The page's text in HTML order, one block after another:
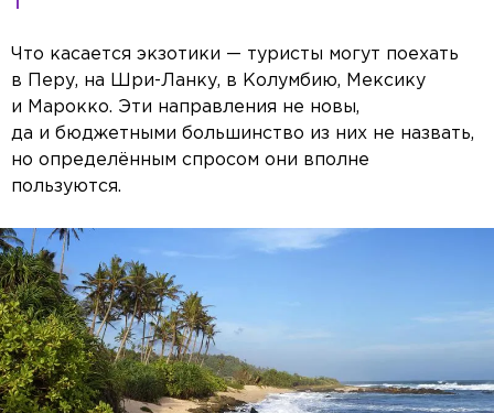
Что касается экзотики — туристы могут поехать
в Перу, на Шри-Ланку, в Колумбию, Мексику
и Марокко. Эти направления не новы,
да и бюджетными большинство из них не назвать,
но определённым спросом они вполне
пользуются.